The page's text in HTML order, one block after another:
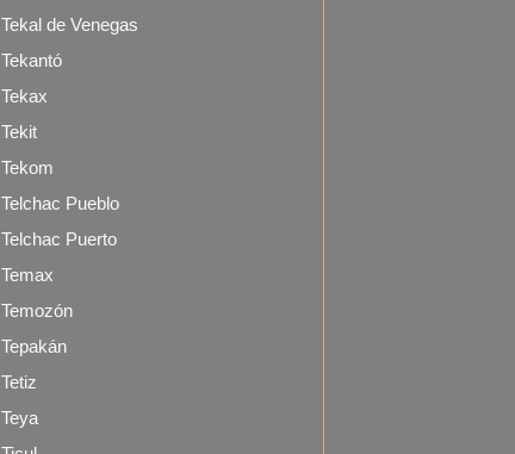
Tekal de Venegas
Tekantó
Tekax
Tekit
Tekom
Telchac Pueblo
Telchac Puerto
Temax
Temozón
Tepakán
Tetiz
Teya